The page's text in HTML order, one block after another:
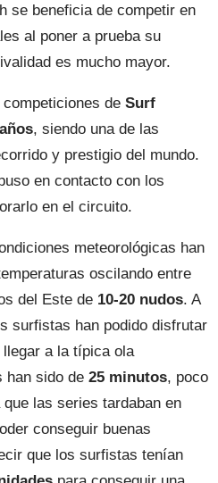
se beneficia de competir en
al poner a prueba su
es mucho mayor.
de Surf
, siendo una de las
y prestigio del mundo.
en contacto con los
en el circuito.
meteorológicas han
oscilando entre
del Este de 10-20 nudos. A
surfistas han podido disfrutar
llegar a la típica ola
han sido de 25 minutos, poco
las series tardaban en
conseguir buenas
que los surfistas tenían